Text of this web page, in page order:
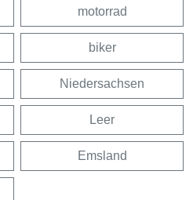
motorrad
biker
Niedersachsen
Leer
Emsland